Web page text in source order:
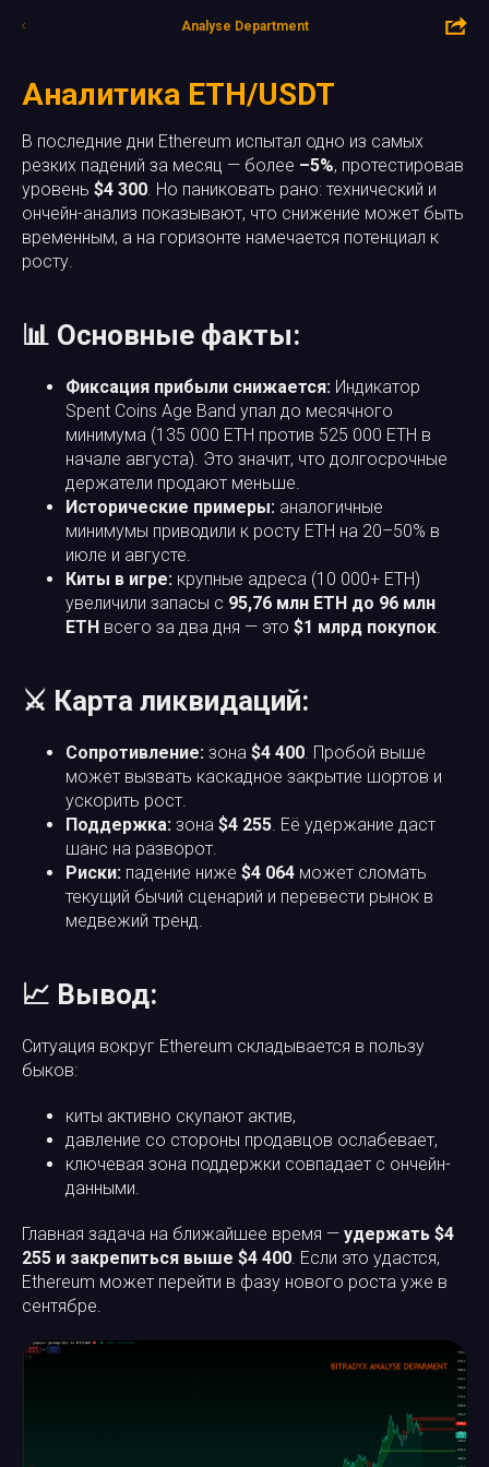
Analyse Department
Аналитика ETH/USDT
В последние дни Ethereum испытал одно из самых
резких падений за месяц — более –5%, протестировав
уровень $4 300. Но паниковать рано: технический и
ончейн-анализ показывают, что снижение может быть
временным, а на горизонте намечается потенциал к
росту.
📊 Основные факты:
Фиксация прибыли снижается: Индикатор
Spent Coins Age Band упал до месячного
минимума (135 000 ETH против 525 000 ETH в
начале августа). Это значит, что долгосрочные
держатели продают меньше.
Исторические примеры: аналогичные
минимумы приводили к росту ETH на 20–50% в
июле и августе.
Киты в игре: крупные адреса (10 000+ ETH)
увеличили запасы с 95,76 млн ETH до 96 млн
ETH всего за два дня — это $1 млрд покупок.
⚔️ Карта ликвидаций:
Сопротивление: зона $4 400. Пробой выше
может вызвать каскадное закрытие шортов и
ускорить рост.
Поддержка: зона $4 255. Её удержание даст
шанс на разворот.
Риски: падение ниже $4 064 может сломать
текущий бычий сценарий и перевести рынок в
медвежий тренд.
📈 Вывод:
Ситуация вокруг Ethereum складывается в пользу
быков:
киты активно скупают актив,
давление со стороны продавцов ослабевает,
ключевая зона поддержки совпадает с ончейн-
данными.
Главная задача на ближайшее время — удержать $4
255 и закрепиться выше $4 400. Если это удастся,
Ethereum может перейти в фазу нового роста уже в
сентябре.